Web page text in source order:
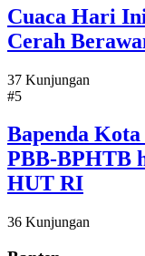
Cuaca Hari
Cerah
37 Kunjungan
#5
Bapenda
PBB-BPHTB
HUT RI
36 Kunjungan